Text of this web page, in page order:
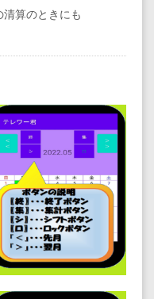
算のときにも